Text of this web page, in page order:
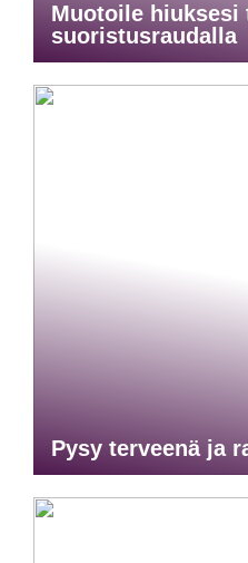
Muotoile hiuksesi
suoristusraudalla
Pysy terveenä ja